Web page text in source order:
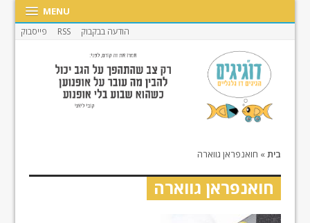
MENU
הודעה בבקבוק RSS פייסבוק
בית» חואנפראן גווארה
חואנפראן גווארה